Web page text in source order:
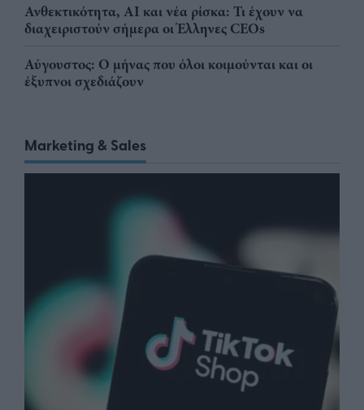
Ανθεκτικότητα, AI και νέα ρίσκα: Τι έχουν να
διαχειριστούν σήμερα οι Έλληνες CEOs
Αύγουστος: Ο μήνας που όλοι κοιμούνται και οι
έξυπνοι σχεδιάζουν
Marketing & Sales